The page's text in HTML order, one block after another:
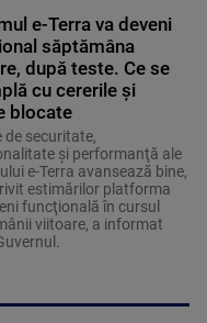
e-Terra va deveni
săptămâna
după teste. Ce se
cu cererile și
blocate
de securitate,
şi performanţă ale
e-Terra avansează bine,
estimărilor platforma
funcţională în cursul
viitoare, a informat